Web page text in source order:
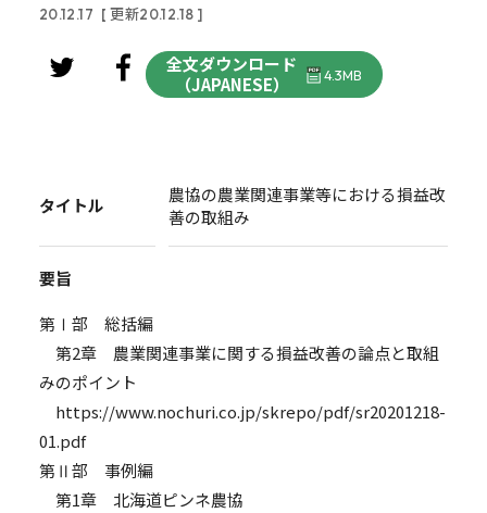
20.12.17 [ 更新20.12.18 ]
全文ダウンロード
（JAPANESE）
4.3MB
タイトル
農協の農業関連事業等における損益改
善の取組み
要旨
第Ⅰ部 総括編
第2章 農業関連事業に関する損益改善の論点と取組
みのポイント
https://www.nochuri.co.jp/skrepo/pdf/sr20201218-
01.pdf
第Ⅱ部 事例編
第1章 北海道ピンネ農協